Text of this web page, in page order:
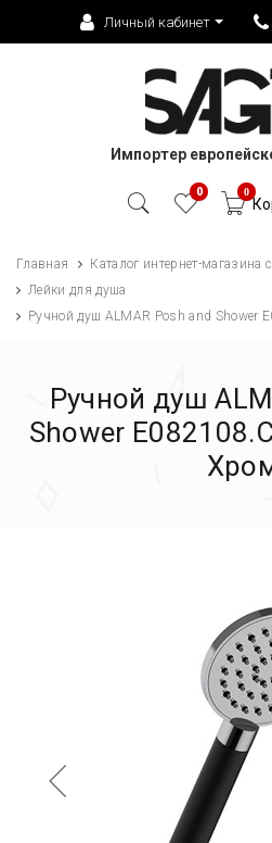
Личный кабинет
Импортер
0 0
Главная Каталог интернет-магазина
Лейки для душа
Ручной душ ALMAR Posh and Shower
Ручной душ
Shower